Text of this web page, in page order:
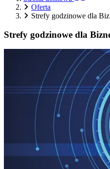
Oferta
Strefy godzinowe dla
Strefy godzinowe dla